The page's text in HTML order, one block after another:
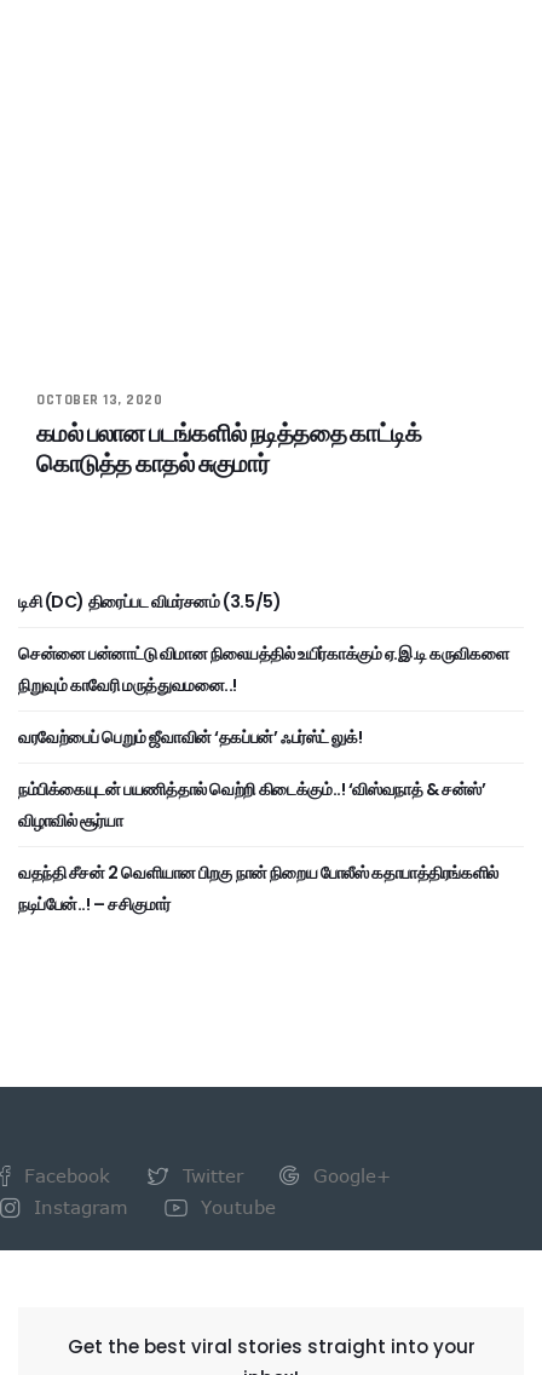
OCTOBER 13, 2020
கமல் பலான படங்களில் நடித்ததை காட்டிக்
கொடுத்த காதல் சுகுமார்
டிசி (DC) திரைப்பட விமர்சனம் (3.5/5)
சென்னை பன்னாட்டு விமான நிலையத்தில் உயிர்காக்கும் ஏ.இ.டி கருவிகளை
நிறுவும் காவேரி மருத்துவமனை..!
வரவேற்பைப் பெறும் ஜீவாவின் ‘தகப்பன்’ ஃபர்ஸ்ட் லுக்!
நம்பிக்கையுடன் பயணித்தால் வெற்றி கிடைக்கும்..! ‘விஸ்வநாத் & சன்ஸ்’
விழாவில் சூர்யா
வதந்தி சீசன் 2 வெளியான பிறகு நான் நிறைய போலீஸ் கதாபாத்திரங்களில்
நடிப்பேன்..! – சசிகுமார்
Facebook Twitter
Google+
Instagram
Youtube
Get the best viral stories straight into your